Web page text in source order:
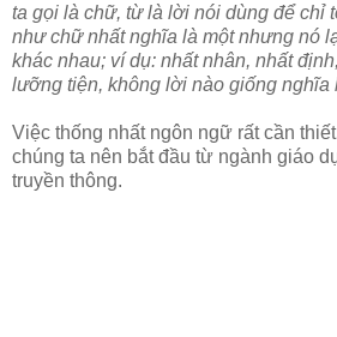
ta gọi là chữ, từ là lời nói dùng để chỉ
như chữ nhất nghĩa là một nhưng nó
khác nhau; ví dụ: nhất nhân, nhất
lưỡng tiện, không lời nào giống nghĩa
Việc thống nhất ngôn ngữ rất cần
chúng ta nên bắt đầu từ ngành giáo
truyền thông.